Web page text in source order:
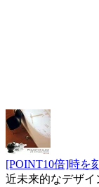
[POINT10倍]時を
近未来的なデザイ